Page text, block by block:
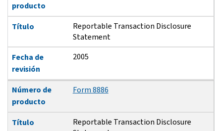
producto
Título
Reportable Transaction Disclosure
Statement
Fecha de
revisión
2005
Número de
producto
Form 8886
Título
Reportable Transaction Disclosure